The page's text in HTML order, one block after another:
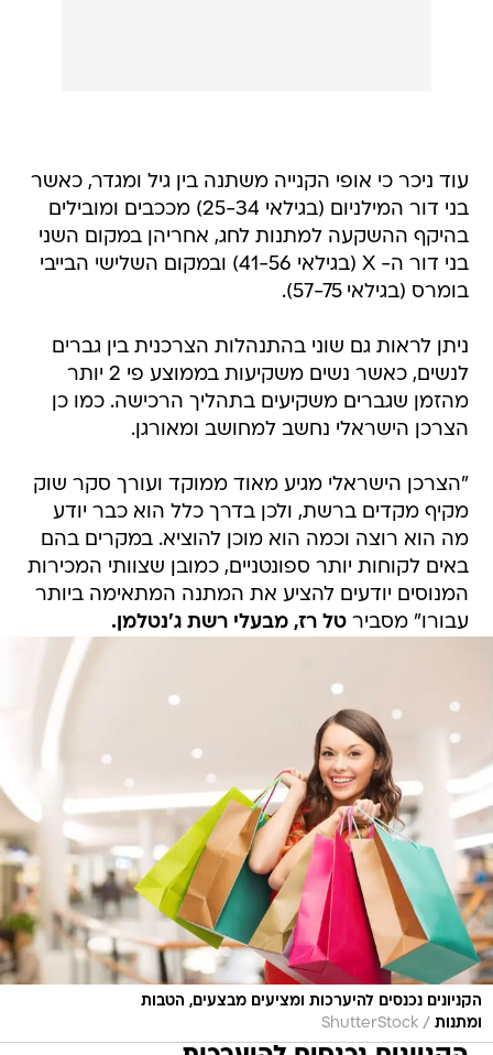
עוד ניכר כי אופי הקנייה משתנה בין גיל ומגדר, כאשר
בני דור המילניום (בגילאי 25-34) מככבים ומובילים
בהיקף ההשקעה למתנות לחג, אחריהן במקום השני
בני דור ה- X (בגילאי 41-56) ובמקום השלישי הבייבי
בומרס (בגילאי 57-75).
ניתן לראות גם שוני בהתנהלות הצרכנית בין גברים
לנשים, כאשר נשים משקיעות בממוצע פי 2 יותר
מהזמן שגברים משקיעים בתהליך הרכישה. כמו כן
הצרכן הישראלי נחשב למחושב ומאורגן.
"הצרכן הישראלי מגיע מאוד ממוקד ועורך סקר שוק
מקיף מקדים ברשת, ולכן בדרך כלל הוא כבר יודע
מה הוא רוצה וכמה הוא מוכן להוציא. במקרים בהם
באים לקוחות יותר ספונטניים, כמובן שצוותי המכירות
המנוסים יודעים להציע את המתנה המתאימה ביותר
עבורו" מסבירטל רז, מבעלי רשת ג'נטלמן.
הקניונים נכנסים להיערכות ומציעים מבצעים, הטבות
ומתנות /
ShutterStock